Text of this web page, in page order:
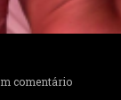
comentário